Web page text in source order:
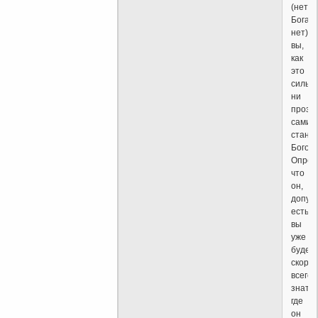
(нет,
Бога
нет)
вы,
как
это
ни
сами
Богом.
что
он,
есть,
вы
уже
скорее
всего,
знать,
где
он